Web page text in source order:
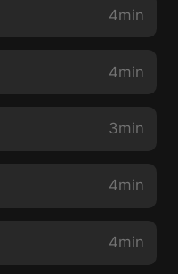
4min
4min
3min
4min
4min